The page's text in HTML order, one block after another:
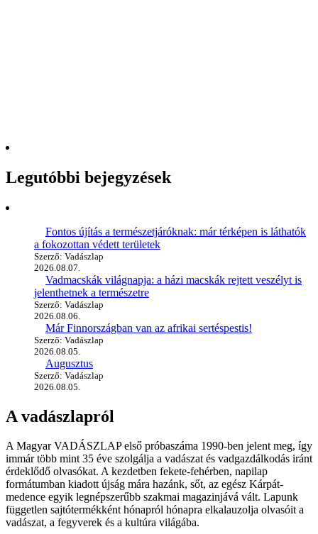
Legutóbbi bejegyzések
Fontos újítás a természetjáróknak: már térképen is láthatók
a fokozottan védett területek
Szerző: Vadászlap
2026.08.07.
Vadmacskák világnapja: a házi macskák rejtett veszélyt is
jelenthetnek a természetre
Szerző: Vadászlap
2026.08.06.
Már Finnországban van az afrikai sertéspestis!
Szerző: Vadászlap
2026.08.05.
Augusztus
Szerző: Vadászlap
2026.08.05.
A vadászlapról
A Magyar VADÁSZLAP első próbaszáma 1990-ben jelent meg, így
immár több mint 35 éve szolgálja a vadászat és vadgazdálkodás iránt
érdeklődő olvasókat. A kezdetben fekete-fehérben, napilap
formátumban kiadott újság mára hazánk, sőt, az egész Kárpát-
medence egyik legnépszerűbb szakmai magazinjává vált. Lapunk
független sajtótermékként hónapról hónapra elkalauzolja olvasóit a
vadászat, a fegyverek és a kultúra világába.